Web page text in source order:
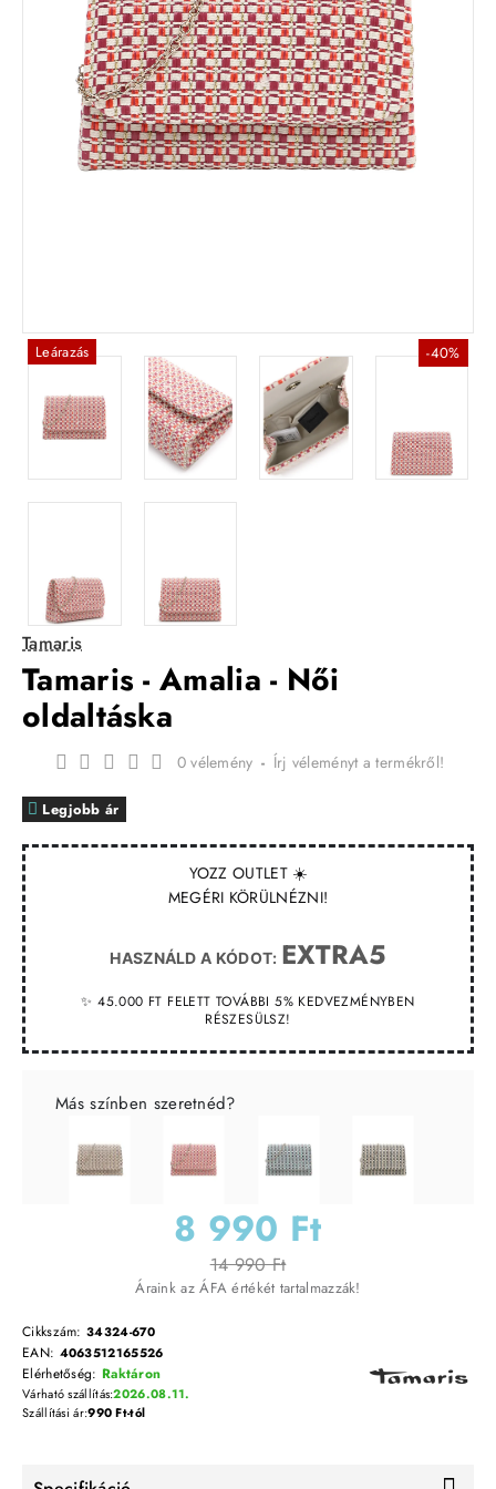
Leárazás -40%
Tamaris
Tamaris - Amalia - Női
oldaltáska
YOZZ OUTLET ☀️
MEGÉRI KÖRÜLNÉZNI!
HASZNÁLD A KÓDOT: EXTRA5
✨ 45.000 FT FELETT TOVÁBBI 5% KEDVEZMÉNYBEN
RÉSZESÜLSZ!
Legjobb ár
0 vélemény - Írj véleményt a termékről!
8 990 Ft
14 990 Ft
Áraink az ÁFA értékét tartalmazzák!
Cikkszám: 34324-670
EAN: 4063512165526
Elérhetőség: Raktáron
Várható szállítás:2026.08.11.
Szállítási ár:990 Ft-tól
Más színben szeretnéd?